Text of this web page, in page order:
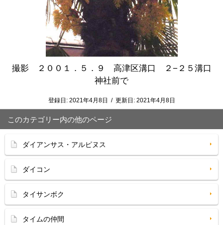
撮影 ２００１．５．９ 高津区溝口 ２−２５溝口
神社前で
登録日: 2021年4月8日 / 更新日: 2021年4月8日
このカテゴリー内の他のページ
ダイアンサス・アルピヌス
ダイコン
タイサンボク
タイムの仲間